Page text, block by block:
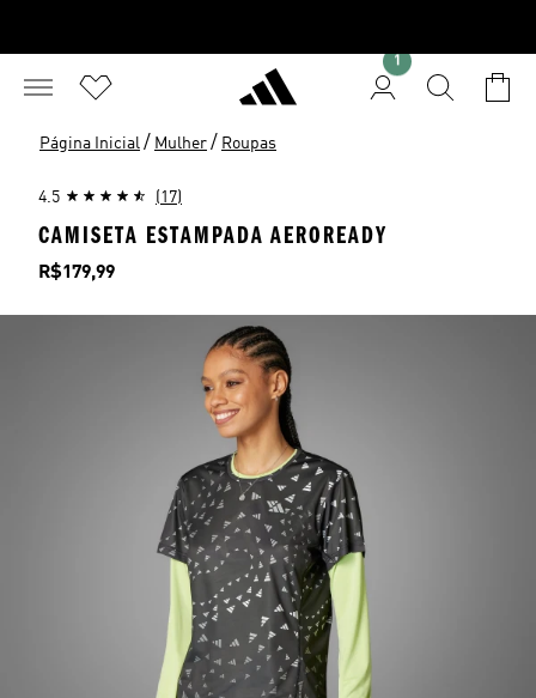
1
Página Inicial / Mulher / Roupas
4.5 (17)
CAMISETA ESTAMPADA AEROREADY
Preço
R$179,99